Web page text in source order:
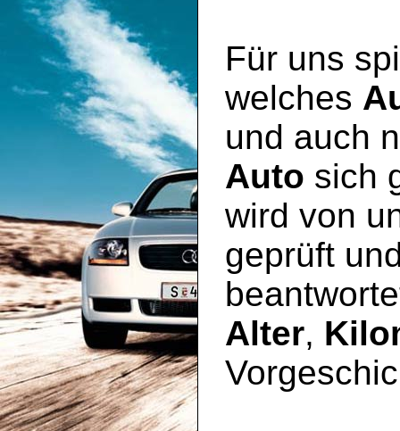
Für uns
welches
und auch
Auto sich
wird von
geprüft
Alter,